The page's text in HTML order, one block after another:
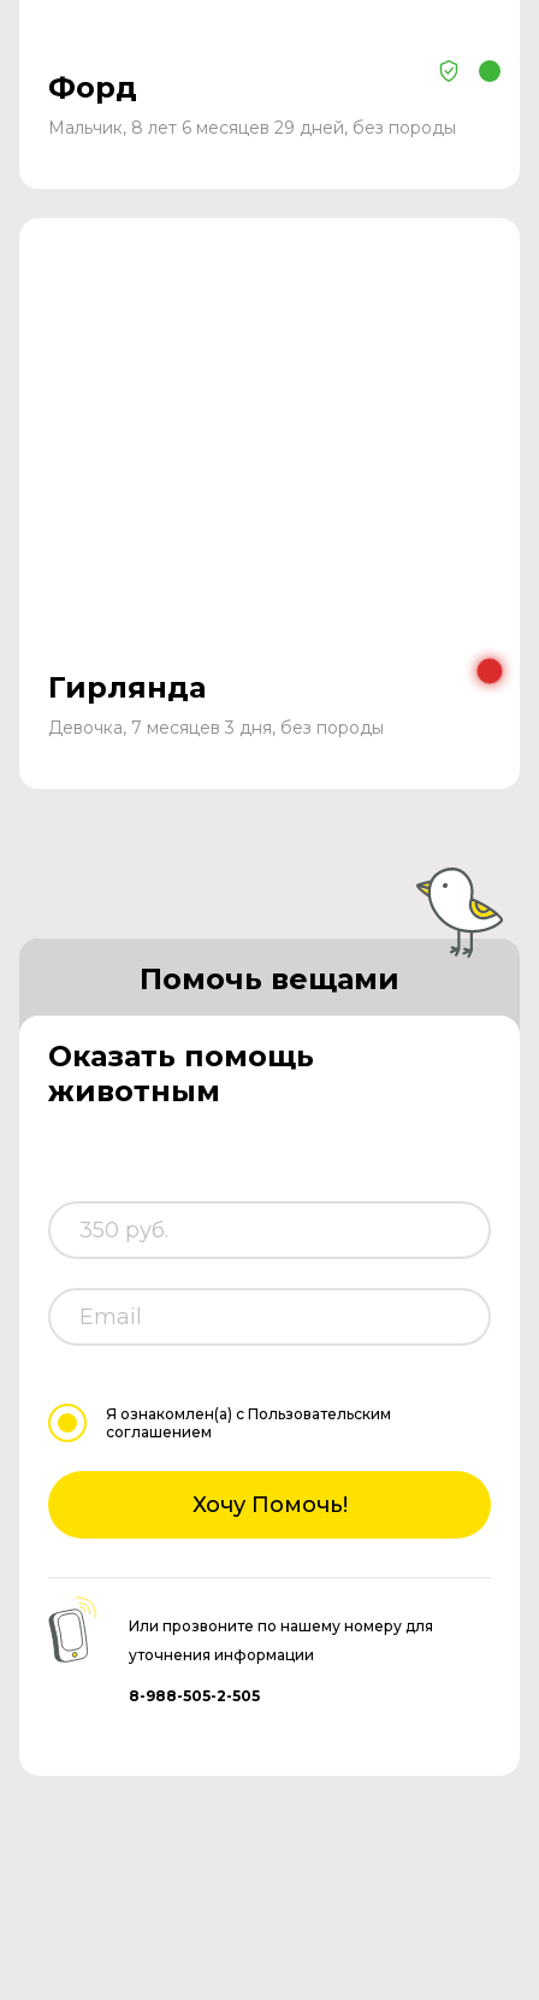
Форд
Мальчик, 8 лет 6 месяцев 29 дней, без породы
Гирлянда
Девочка, 7 месяцев 3 дня, без породы
Оказать помощь
животным
Помочь вещами
Я ознакомлен(а) с Пользовательским
соглашением
Хочу Помочь!
Или прозвоните по нашему номеру для
уточнения информации
8-988-505-2-505